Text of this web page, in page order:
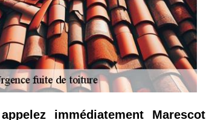
immédiatement Marescot